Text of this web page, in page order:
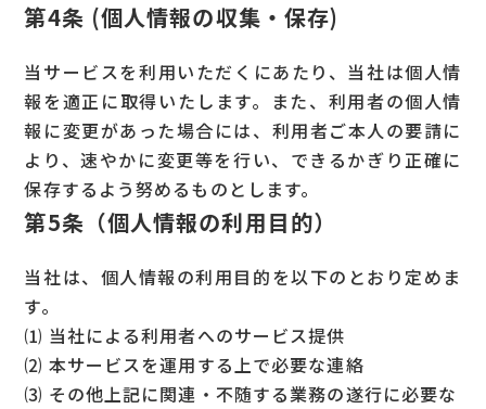
第4条 (個人情報の収集・保存)
当サービスを利用いただくにあたり、当社は個人情
報を適正に取得いたします。また、利用者の個人情
報に変更があった場合には、利用者ご本人の要請に
より、速やかに変更等を行い、できるかぎり正確に
保存するよう努めるものとします。
第5条（個人情報の利用目的）
当社は、個人情報の利用目的を以下のとおり定めま
す。
⑴ 当社による利用者へのサービス提供
⑵ 本サービスを運用する上で必要な連絡
⑶ その他上記に関連・不随する業務の遂行に必要な